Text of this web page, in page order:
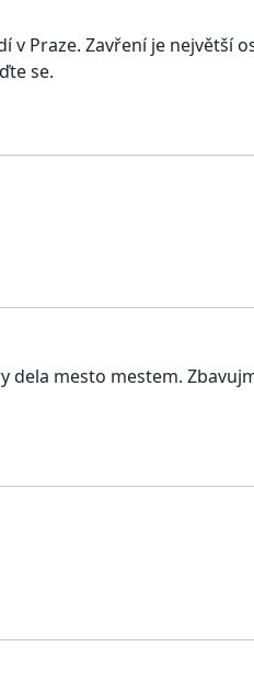
v Praze. Zavření je největší
se.
mesto mestem.